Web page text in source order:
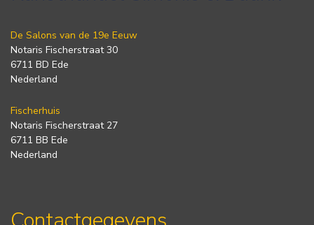
De Salons van de 19e Eeuw
Notaris Fischerstraat 30
6711 BD Ede
Nederland
Fischerhuis
Notaris Fischerstraat 27
6711 BB Ede
Nederland